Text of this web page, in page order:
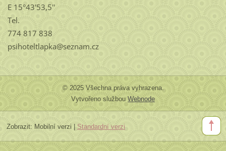
E 15°43'53,5''
Tel.
774 817 838
psihoteltlapka@seznam.cz
© 2025 Všechna práva vyhrazena.
Vytvořeno službou Webnode
Zobrazit: Mobilní verzi Standardní verzi